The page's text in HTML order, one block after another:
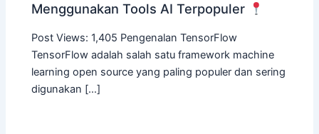
Menggunakan Tools AI Terpopuler
Post Views: 1,405 Pengenalan TensorFlow
TensorFlow adalah salah satu framework machine
learning open source yang paling populer dan sering
digunakan […]